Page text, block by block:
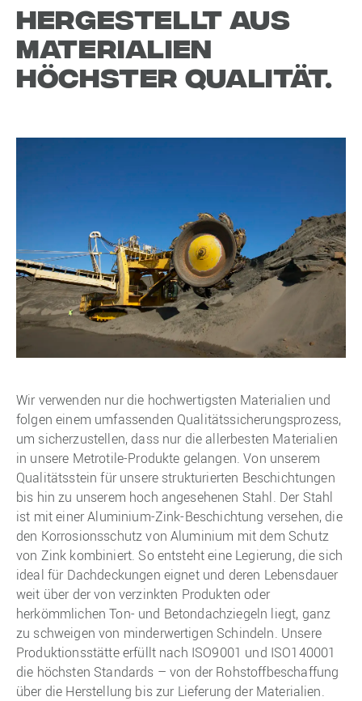
Hergestellt aus
Materialien
höchster Qualität.
Wir verwenden nur die hochwertigsten Materialien und
folgen einem umfassenden Qualitätssicherungsprozess,
um sicherzustellen, dass nur die allerbesten Materialien
in unsere Metrotile-Produkte gelangen. Von unserem
Qualitätsstein für unsere strukturierten Beschichtungen
bis hin zu unserem hoch angesehenen Stahl. Der Stahl
ist mit einer Aluminium-Zink-Beschichtung versehen, die
den Korrosionsschutz von Aluminium mit dem Schutz
von Zink kombiniert. So entsteht eine Legierung, die sich
ideal für Dachdeckungen eignet und deren Lebensdauer
weit über der von verzinkten Produkten oder
herkömmlichen Ton- und Betondachziegeln liegt, ganz
zu schweigen von minderwertigen Schindeln. Unsere
Produktionsstätte erfüllt nach ISO9001 und ISO140001
die höchsten Standards – von der Rohstoffbeschaffung
über die Herstellung bis zur Lieferung der Materialien.